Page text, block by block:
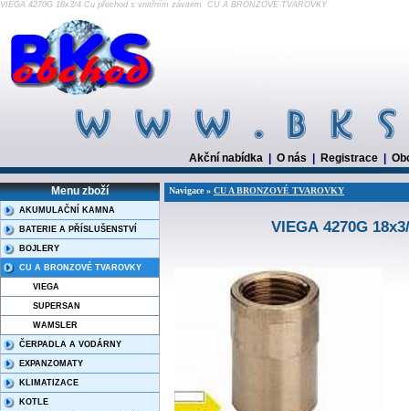
VIEGA 4270G 18x3/4 Cu přechod s vnitřním závitem CU A BRONZOVÉ TVAROVKY
Akční nabídka O nás Registrace
Menu zboží
AKUMULAČNÍ KAMNA
BATERIE A PŘÍSLUŠENSTVÍ
BOJLERY
CU A BRONZOVÉ TVAROVKY
VIEGA
SUPERSAN
WAMSLER
ČERPADLA A VODÁRNY
EXPANZOMATY
KLIMATIZACE
KOTLE
Navigace » CU A BRONZOVÉ TVAROVKY
VIEGA 4270G